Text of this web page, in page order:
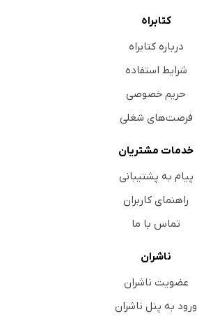
کتابراه
درباره کتابراه
شرایط استفاده
حریم خصوصی
فرصت‌های شغلی
خدمات مشتریان
پیام به پشتیبانی
راهنمای کاربران
تماس با ما
ناشران
عضویت ناشران
ورود به پنل ناشران